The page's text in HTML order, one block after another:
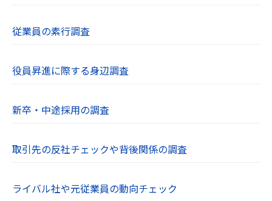
従業員の素行調査
役員昇進に際する身辺調査
新卒・中途採用の調査
取引先の反社チェックや背後関係の調査
ライバル社や元従業員の動向チェック